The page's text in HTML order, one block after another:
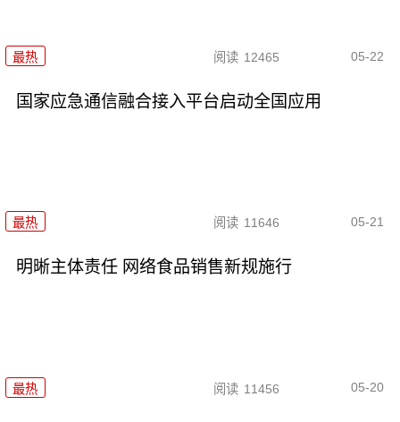
最热 阅读 12465 05-22
国家应急通信融合接入平台启动全国应用
最热 阅读 11646 05-21
明晰主体责任 网络食品销售新规施行
最热 阅读 11456 05-20